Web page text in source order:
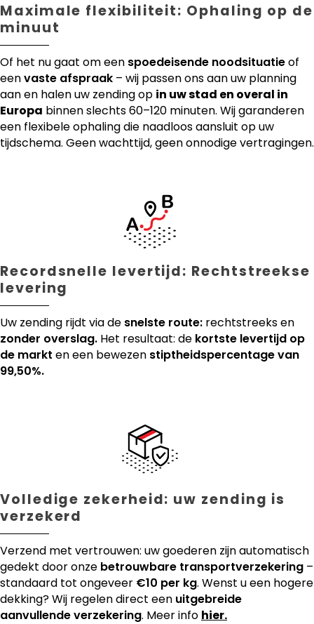
Maximale flexibiliteit: Ophaling op de
minuut
Of het nu gaat om een spoedeisende noodsituatieof
eenvaste afspraak – wij passen ons aan uw planning
aan en halen uw zending op in uw stad en overal in
Europa binnen slechts 60–120 minuten. Wij garanderen
een flexibele ophaling die naadloos aansluit op uw
tijdschema. Geen wachttijd, geen onnodige vertragingen.
Recordsnelle levertijd: Rechtstreekse
levering
Uw zending rijdt via de snelste route: rechtstreeks en
zonder overslag. Het resultaat: de kortste levertijd op
de markt en een bewezen stiptheidspercentage van
99,50%.
Volledige zekerheid: uw zending is
verzekerd
Verzend met vertrouwen: uw goederen zijn automatisch
gedekt door onze betrouwbare transportverzekering –
standaard tot ongeveer €10 per kg. Wenst u een hogere
dekking? Wij regelen direct een uitgebreide
aanvullende verzekering. Meer info hier.